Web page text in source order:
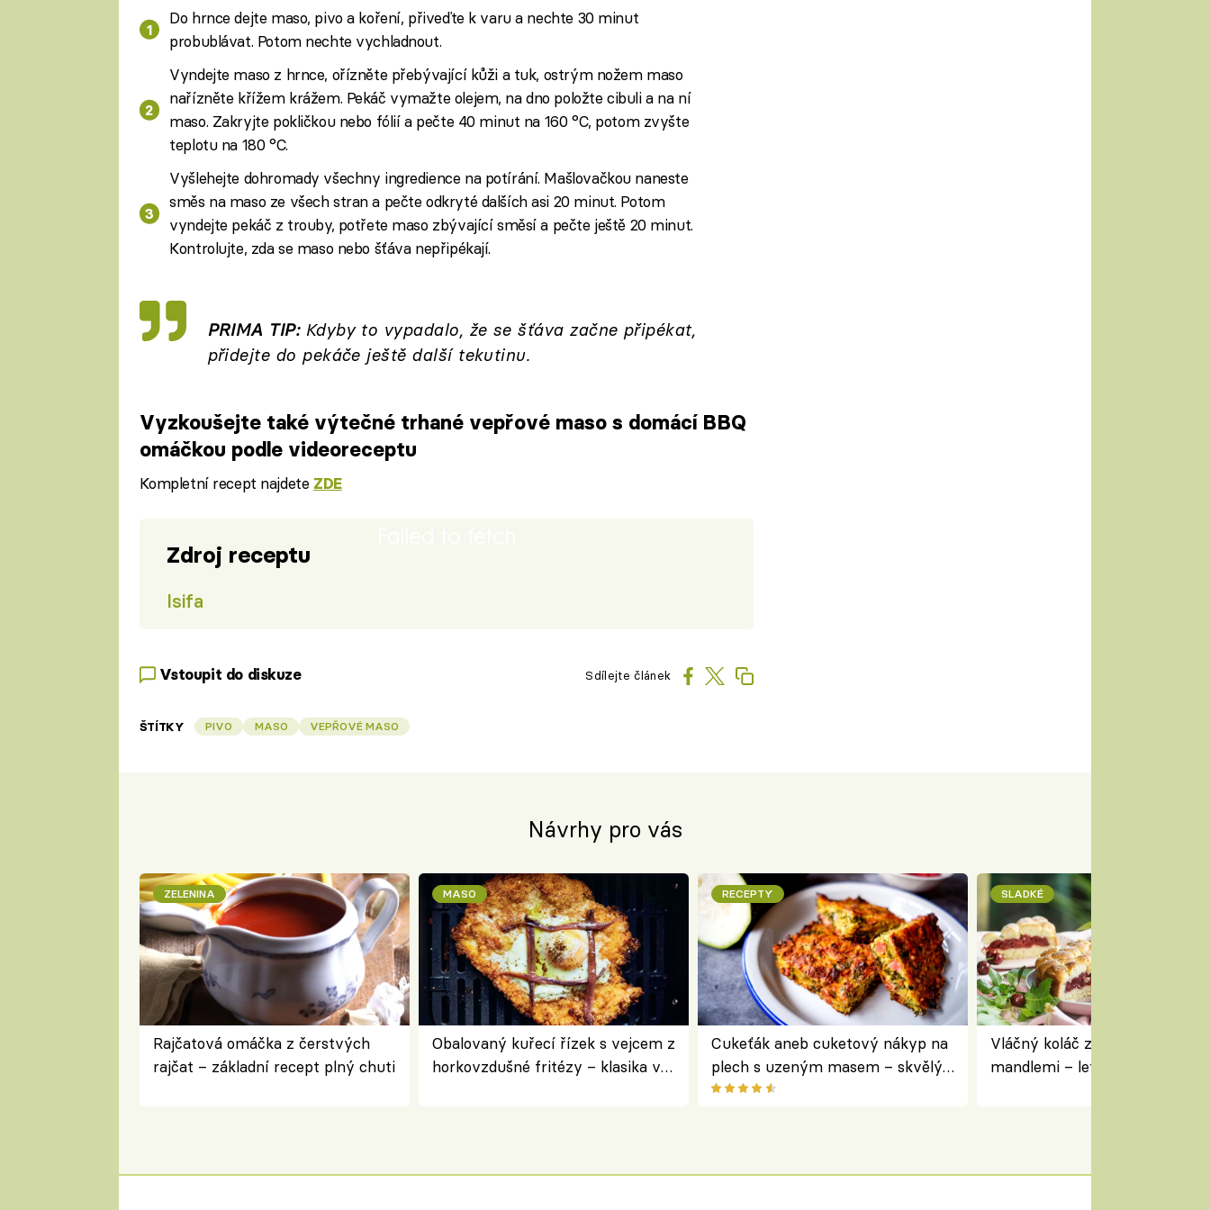
Do hrnce dejte maso, pivo a koření, přiveďte k varu a nechte 30 minut
probublávat. Potom nechte vychladnout.
Vyndejte maso z hrnce, ořízněte přebývající kůži a tuk, ostrým nožem maso
nařízněte křížem krážem. Pekáč vymažte olejem, na dno položte cibuli a na ní
maso. Zakryjte pokličkou nebo fólií a pečte 40 minut na 160 °C, potom zvyšte
teplotu na 180 °C.
Vyšlehejte dohromady všechny ingredience na potírání. Mašlovačkou naneste
směs na maso ze všech stran a pečte odkryté dalších asi 20 minut. Potom
vyndejte pekáč z trouby, potřete maso zbývající směsí a pečte ještě 20 minut.
Kontrolujte, zda se maso nebo šťáva nepřipékají.
PRIMA TIP:Kdyby to vypadalo, že se šťáva začne připékat,
přidejte do pekáče ještě další tekutinu.
Vyzkoušejte také výtečné trhané vepřové maso s domácí BBQ
omáčkou podle videoreceptu
Kompletní recept najdete ZDE
Zdroj receptu
Isifa
Vstoupit do diskuze Sdílejte článek
ŠTÍTKY PIVO MASO VEPŘOVÉ MASO
Návrhy pro vás
ZELENINA
Rajčatová omáčka z čerstvých
rajčat – základní recept plný chuti
MASO
Obalovaný kuřecí řízek s vejcem z
horkovzdušné fritézy – klasika v
RECEPTY
Cukeťák aneb cuketový nákyp na
plech s uzeným masem – skvělý
způsob, jak zpracovat přerostlé
SLADKÉ
Vláčný koláč z jogurtu s
mandlemi – letní moučník ke